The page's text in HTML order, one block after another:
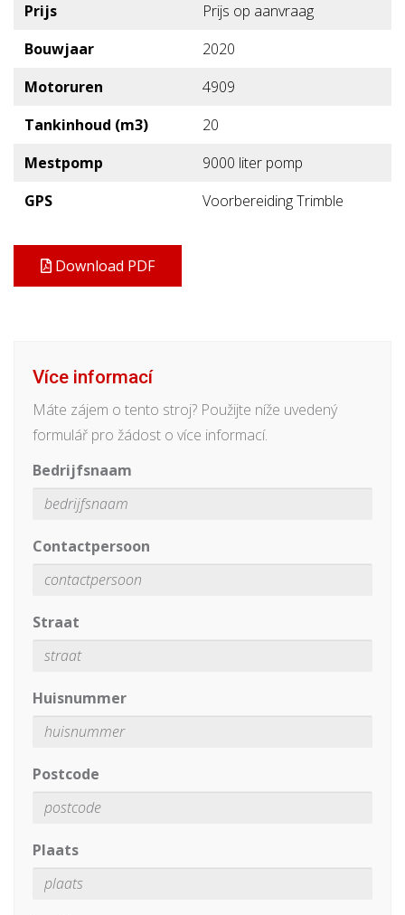
Prijs
Prijs op aanvraag
Bouwjaar
2020
Motoruren
4909
Tankinhoud (m3)
20
Mestpomp
9000 liter pomp
GPS
Voorbereiding Trimble
Download PDF
Více informací
Máte zájem o tento stroj? Použijte níže uvedený
formulář pro žádost o více informací.
Bedrijfsnaam
Contactpersoon
Straat
Huisnummer
Postcode
Plaats